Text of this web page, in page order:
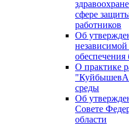
сфере
работников
Об
независимой
обеспечения
О практике
среды
Об
Совете
области